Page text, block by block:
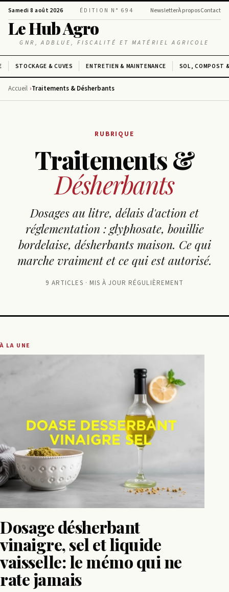
Samedi 8 août 2026 ÉDITION N° 694 NewsletterÀ proposContact
Le Hub Agro
GNR, ADBLUE, FISCALITÉ ET MATÉRIEL AGRICOLE
STOCKAGE & CUVES ENTRETIEN & MAINTENANCE SOL, COMPOST
Accueil Traitements & Désherbants
RUBRIQUE
Traitements &
Désherbants
Dosages au litre, délais d'action et
réglementation : glyphosate, bouillie
bordelaise, désherbants maison. Ce qui
marche vraiment et ce qui est autorisé.
9 ARTICLES · MIS À JOUR RÉGULIÈREMENT
À LA UNE
Dosage désherbant
vinaigre, sel et liquide
vaisselle: le mémo qui ne
rate jamais